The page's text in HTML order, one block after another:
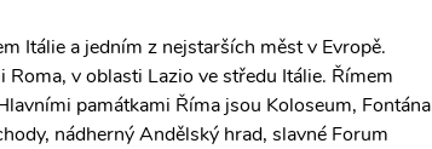
Itálie a jedním z nejstarších měst v Evropě.
Roma, v oblasti Lazio ve středu Itálie. Římem
památkami Říma jsou Koloseum, Fontána
nádherný Andělský hrad, slavné Forum